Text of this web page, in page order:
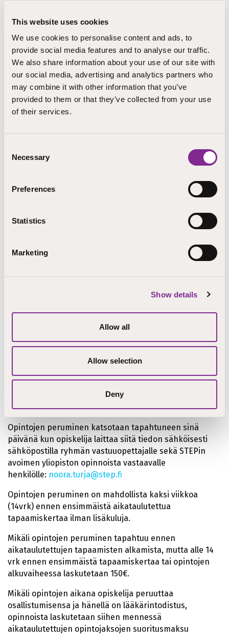
This website uses cookies
We use cookies to personalise content and ads, to
provide social media features and to analyse our traffic.
We also share information about your use of our site with
our social media, advertising and analytics partners who
may combine it with other information that you’ve
provided to them or that they’ve collected from your use
of their services.
Selection
Necessary
Preferences
Statistics
Marketing
Show details
Allow all
Allow selection
Deny
uutta näkökulmaa käytännön työhön esimerkiksi
ajankohtaisen tutkimustiedon, alan keskeisten
käsitteiden sekä uusien toimintatapojen kautta.
Lähitapaamisten aikana pääset tarkastelemaan omaa
toimintaasi kasvattajana monipuolisesti ja jakamaan
ajatuksiasi vertaisryhmässä.
Aikataulu ja kustannukset
Lapuan kampuksella. Voit hakeutua opintoihin toiseen
näistä paikkakunnista.
ruokailun koulutuksen lähipäivinä. Opintomaksun voi
lokakuussa.
koulutuksiin julkaistaan kevään 2026 aikana.
Perusopintojen suorittaminen käynnistyy elokuussa
Järvenpäähän tai Lapualle viimeistään
31.8.2026. Opiskelijoita tulee olla riittävä määrä, että
koulutus toteutetaan. Ryhmään otetaan max. 15
Opintojen peruminen katsotaan tapahtuneen sinä
päivänä kun opiskelija laittaa siitä tiedon sähköisesti
sähköpostilla ryhmän vastuuopettajalle sekä STEPin
avoimen yliopiston opinnoista vastaavalle
henkilölle: noora.turja@step.fi
Opintojen peruminen on mahdollista kaksi viikkoa
(14vrk) ennen ensimmäistä aikataulutettua
tapaamiskertaa ilman lisäkuluja.
Mikäli opintojen peruminen tapahtuu ennen
aikataulutettujen tapaamisten alkamista, mutta alle 14
vrk ennen ensimmäistä tapaamiskertaa tai opintojen
alkuvaiheessa laskutetaan 150€.
Mikäli opintojen aikana opiskelija peruuttaa
osallistumisensa ja hänellä on lääkärintodistus,
opinnoista laskutetaan siihen mennessä
aikataulutettujen opintojaksojen suoritusmaksu